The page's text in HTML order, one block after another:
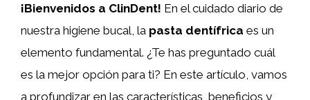
¡Bienvenidos a ClinDent! En el cuidado diario de
nuestra higiene bucal, la pasta dentífrica es un
elemento fundamental. ¿Te has preguntado cuál
es la mejor opción para ti? En este artículo, vamos
a profundizar en las características, beneficios y